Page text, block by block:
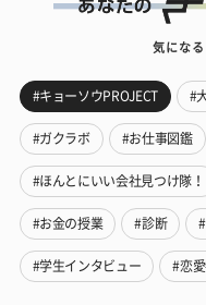
気にな
#キョーソウPROJECT #
#ガクラボ #お仕事図鑑
#ほんとにいい会社見つけ隊！
#お金の授業 #診断
#学生インタビュー #恋